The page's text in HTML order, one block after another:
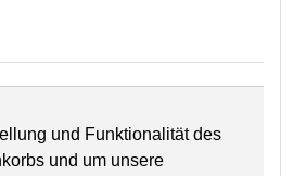
und Funktionalität des
und um unsere